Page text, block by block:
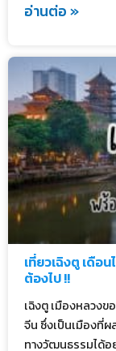
อ่านต่อ »
เที่ยวเฉิงตู เดือ
ต้องไป !!
เฉิงตู เมืองหลวง
จีน ซึ่งเป็นเมืองที่
ทางวัฒนธรรมได้อ